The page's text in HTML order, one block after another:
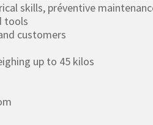
skills, préventive
tools
customers
up to 45 kilos